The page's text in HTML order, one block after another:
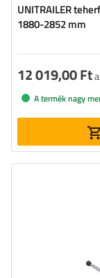
UNITRAILER
1880-2852 mm
12 019,00 Ft
A termék nagy